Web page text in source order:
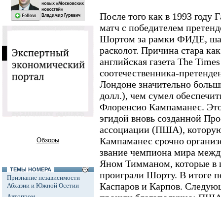
Обзоры
ТЕМЫ НОМЕРА
Признание независимости
Абхазии и Южной Осетии
После того как в 1993 году
матч с победителем
Шортом за рамки ФИДЕ,
расколот. Причина стара
английская газета The
соотечественника-
Лондоне значительно
долл.), чем сумел
Флоренсио Кампаманес.
эгидой вновь созданной
ассоциации (ПША),
Кампаманес срочно
звание чемпиона мира
Яном Тимманом, которые в
проиграли Шорту. В итоге
Каспаров и Карпов.